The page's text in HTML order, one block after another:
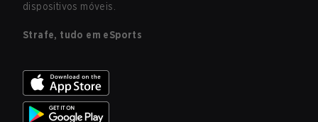
dispositivos móveis.
Strafe, tudo em eSports